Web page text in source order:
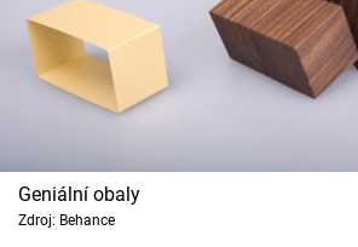
Geniální obaly
Zdroj: Behance